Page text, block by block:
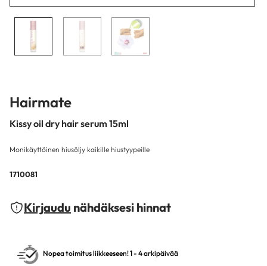
Hairmate
Kissy oil dry hair serum 15ml
Monikäyttöinen hiusöljy kaikille hiustyypeille
1710081
Kirjaudu nähdäksesi hinnat
Nopea toimitus liikkeeseen! 1 - 4 arkipäivää